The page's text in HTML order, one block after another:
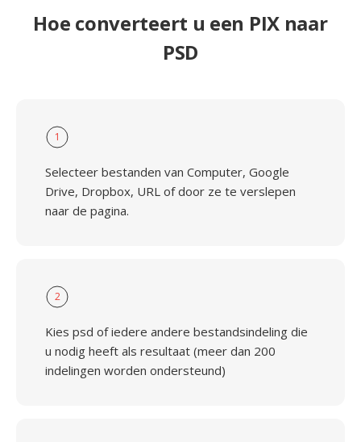
Hoe converteert u een PIX naar
PSD
1
Selecteer bestanden van Computer, Google
Drive, Dropbox, URL of door ze te verslepen
naar de pagina.
2
Kies psd of iedere andere bestandsindeling die
u nodig heeft als resultaat (meer dan 200
indelingen worden ondersteund)